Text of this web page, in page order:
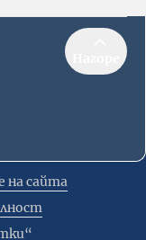
на сайта